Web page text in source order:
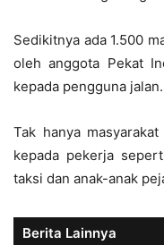
Sedikitnya ada 1.500
oleh anggota Pekat
kepada pengguna jalan.
Tak hanya
kepada pekerja
taksi dan anak-anak
Berita Lainnya